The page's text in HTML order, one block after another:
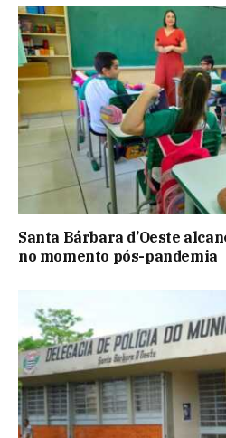
Santa Bárbara d’Oeste
no momento pós-pandemia